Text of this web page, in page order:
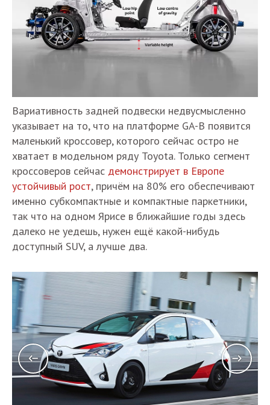
Вариативность задней подвески недвусмысленно
указывает на то, что на платформе GA-B появится
маленький кроссовер, которого сейчас остро не
хватает в модельном ряду Toyota. Только сегмент
кроссоверов сейчас демонстрирует в Европе
устойчивый рост, причём на 80% его обеспечивают
именно субкомпактные и компактные паркетники,
так что на одном Ярисе в ближайшие годы здесь
далеко не уедешь, нужен ещё какой-нибудь
доступный SUV, а лучше два.